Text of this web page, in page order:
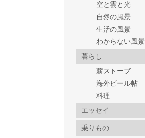
空と雲と光
自然の風景
生活の風景
わからない風景
暮らし
薪ストーブ
海外ビール帖
料理
エッセイ
乗りもの